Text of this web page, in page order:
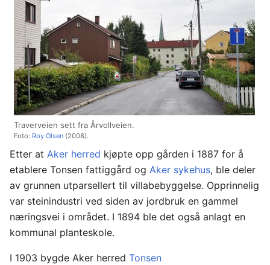
Traverveien sett fra Årvollveien.
Foto: Roy Olsen (2008).
Etter at Aker herred kjøpte opp gården i 1887 for å
etablere Tonsen fattiggård og Aker sykehus, ble deler
av grunnen utparsellert til villabebyggelse. Opprinnelig
var steinindustri ved siden av jordbruk en gammel
næringsvei i området. I 1894 ble det også anlagt en
kommunal planteskole.
I 1903 bygde Aker herred Tonsen